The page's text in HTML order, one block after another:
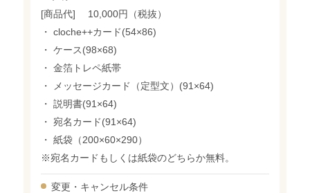
[商品代] 10,000円（税抜）
・ cloche++カード(54×86)
・ ケース(98×68)
・ 金箔トレペ紙帯
・ メッセージカード（定型文）(91×64)
・ 説明書(91×64)
・ 宛名カード(91×64)
・ 紙袋（200×60×290）
※宛名カードもしくは紙袋のどちらか無料。
変更・ キャンセル条件